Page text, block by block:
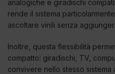
analogiche e giradischi
rende il sistema
ascoltare vinili senza
Inoltre, questa flessibilità
compatto: giradischi, TV,
convivere nello stesso sistema